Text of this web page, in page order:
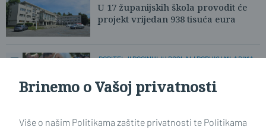
U 17 županijskih škola provodit će
projekt vrijedan 938 tisuća eura
RODITELJI POGINULIH POSLALI PORUKU MLADIMA
kolika je krv prolivena!'
PRIJE 31 GODINU...
Brinemo o Vašoj privatnosti
Više o našim Politikama zaštite privatnosti te Politikama